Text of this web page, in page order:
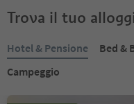
Trova il tuo
Hotel & Pensione Bed &
Campeggio